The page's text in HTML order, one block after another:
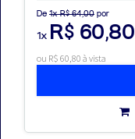
De 1x R$ 64,00 por
1x R$ 60,80
ou R$ 60,80 à vista